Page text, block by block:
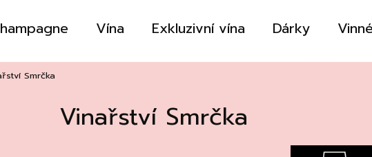
Vína Exkluzivní vína Dárky
Smrčka
Vinařství SmrčkaHLEDAT